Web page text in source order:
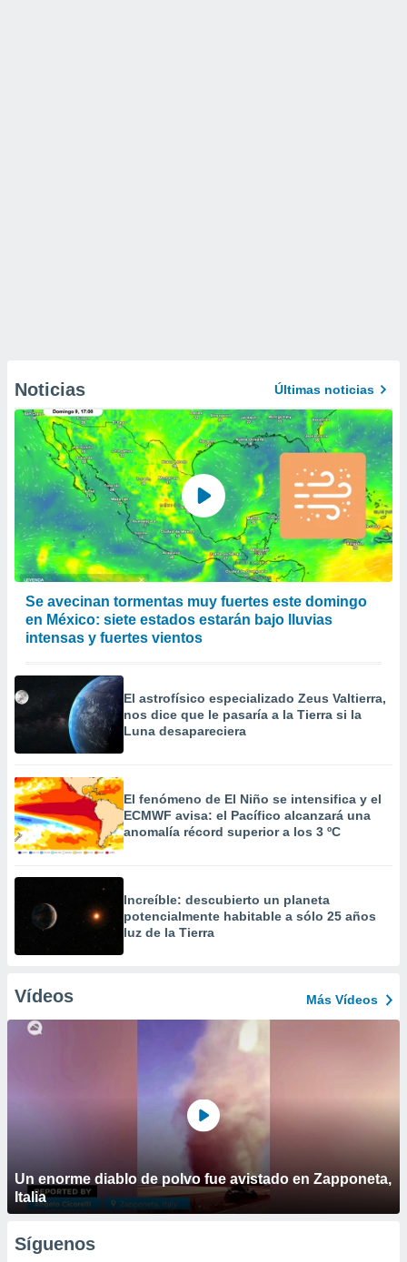
Noticias Últimas noticias
Se avecinan tormentas muy fuertes este domingo
en México: siete estados estarán bajo lluvias
intensas y fuertes vientos
El astrofísico especializado Zeus Valtierra,
nos dice que le pasaría a la Tierra si la
Luna desapareciera
El fenómeno de El Niño se intensifica y el
ECMWF avisa: el Pacífico alcanzará una
anomalía récord superior a los 3 ºC
Increíble: descubierto un planeta
potencialmente habitable a sólo 25 años
luz de la Tierra
Vídeos Más Vídeos
Un enorme diablo de polvo fue avistado en Zapponeta,
Italia
Síguenos